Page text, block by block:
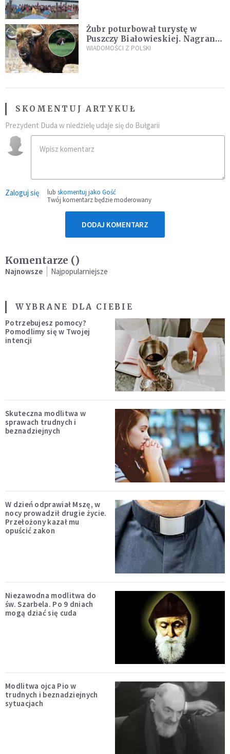
Żubr poturbował turystę w
Puszczy Białowieskiej. Nagranie
daje do myślenia
WIADOMOŚCI Z POLSKI
SKOMENTUJ ARTYKUŁ
Prezydent Duda w niedzielę udaje się do Bułgarii
Zaloguj się lub skomentuj jako Gość
Twój komentarz będzie moderowany
DODAJ KOMENTARZ
Komentarze ()
Najnowsze Najpopularniejsze
WYBRANE DLA CIEBIE
Potrzebujesz pomocy?
Pomodlimy się w Twojej
intencji
Skuteczna modlitwa w
sprawach trudnych i
beznadziejnych
W dzień odprawiał Mszę, w
nocy prowadził drugie życie.
Przełożony kazał mu
opuścić zakon
Niezawodna modlitwa do
św. Szarbela. Po 9 dniach
mogą dziać się cuda
Modlitwa ojca Pio w
trudnych i beznadziejnych
sytuacjach